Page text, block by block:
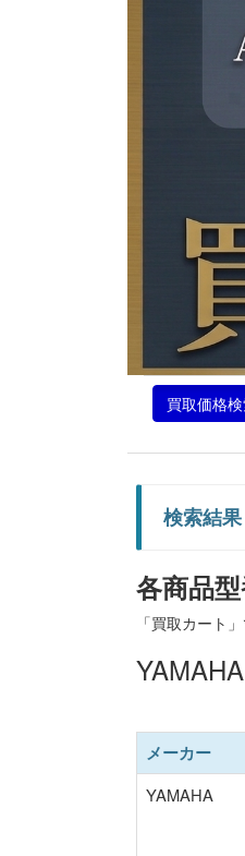
買取価格
検索結果
各商品
「買取カート
メーカー
YAMAHA